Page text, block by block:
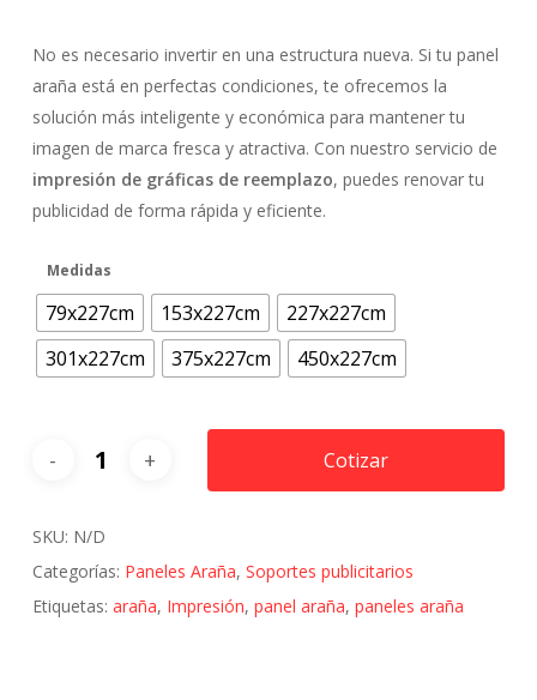
precios:
desde
$32.900
hasta
$149.800
No es necesario invertir en una estructura nueva. Si tu panel
araña está en perfectas condiciones, te ofrecemos la
solución más inteligente y económica para mantener tu
imagen de marca fresca y atractiva. Con nuestro servicio de
impresión de gráficas de reemplazo, puedes renovar tu
publicidad de forma rápida y eficiente.
Medidas
79x227cm 153x227cm
227x227cm
301x227cm
375x227cm 450x227cm
Cotizar
SKU: N/D
Categorías: Paneles Araña, Soportes publicitarios
Etiquetas: araña, Impresión, panel araña, paneles araña